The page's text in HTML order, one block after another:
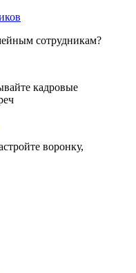
сотрудникам?
кадровые
воронку,